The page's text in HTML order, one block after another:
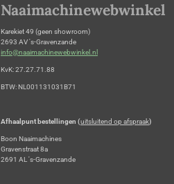
Naaimachinewebwinkel
Karekiet 49 (geen showroom)
2693 AV 's-Gravenzande
info@naaimachinewebwinkel.nl
KvK: 27.27.71.88
BTW: NL001131031B71
Afhaalpunt bestellingen (uitsluitend op afspraak)
Boon Naaimachines
Gravenstraat 8a
2691 AL 's-Gravenzande